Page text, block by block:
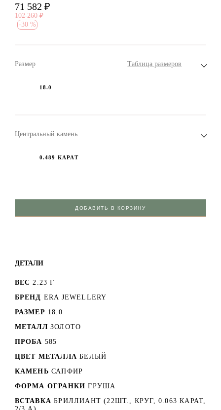
71 582 ₽
102 260 ₽
-30 %
Размер Таблица размеров
18.0
Центральный камень
0.489 КАРАТ
ДОБАВИТЬ В КОРЗИНУ
ДЕТАЛИ
ВЕС 2.23 Г
БРЕНД ERA JEWELLERY
РАЗМЕР 18.0
МЕТАЛЛ ЗОЛОТО
ПРОБА 585
ЦВЕТ МЕТАЛЛА БЕЛЫЙ
КАМЕНЬ САПФИР
ФОРМА ОГРАНКИ ГРУША
ВСТАВКА БРИЛЛИАНТ (22ШТ., КРУГ, 0.063 КАРАТ,